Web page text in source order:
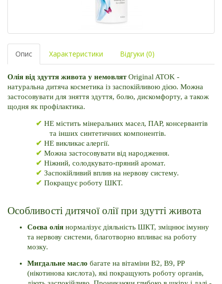
Опис Характеристики Відгуки (0)
Олія від здуття живота у немовлят Original ATOK -
натуральна дитяча косметика із заспокійливою дією. Можна
застосовувати для зняття здуття, болю, дискомфорту, а також
щодня як профілактика.
✔ НЕ містить мінеральних масел, ПАР, консервантів
та інших синтетичних компонентів.
✔ НЕ викликає алергії.
✔ Можна застосовувати від народження.
✔ Ніжний, солодкувато-пряний аромат.
✔ Заспокійливий вплив на нервову систему.
✔ Покращує роботу ШКТ.
Особливості дитячої олії при здутті живота
Соєва олія нормалізує діяльність ШКТ, зміцнює імунну
та нервову системи, благотворно впливає на роботу
мозку.
Мигдальне масло багате на вітаміни B2, B9, PP
(нікотинова кислота), які покращують роботу органів,